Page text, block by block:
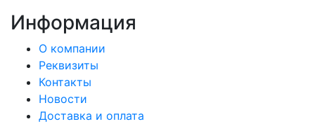
Информация
О компании
Реквизиты
Контакты
Новости
Доставка и оплата